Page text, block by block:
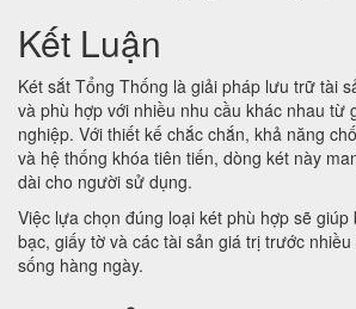
Kết Luận
Két sắt Tổng Thống là giải pháp lưu trữ tài
và phù hợp với nhiều nhu cầu khác nhau từ
nghiệp. Với thiết kế chắc chắn, khả năng
và hệ thống khóa tiên tiến, dòng két này
dài cho người sử dụng.
Việc lựa chọn đúng loại két phù hợp sẽ giúp
bạc, giấy tờ và các tài sản giá trị trước
sống hàng ngày.